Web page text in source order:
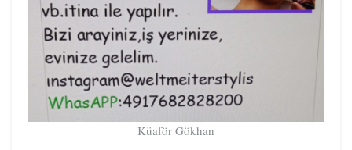
Küaför Gökhan